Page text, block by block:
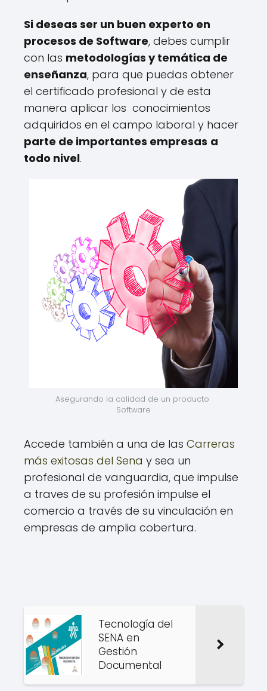
Si deseas ser un buen experto en
procesos de Software, debes cumplir
con las metodologías y temática de
enseñanza, para que puedas obtener
el certificado profesional y de esta
manera aplicar los conocimientos
adquiridos en el campo laboral y hacer
parte de importantes empresas a
todo nivel.
Asegurando la calidad de un producto
Software
Accede también a una de las Carreras
más exitosas del Sena y sea un
profesional de vanguardia, que impulse
a traves de su profesión impulse el
comercio a través de su vinculación en
empresas de amplia cobertura.
Tecnología del
SENA en
Gestión
Documental